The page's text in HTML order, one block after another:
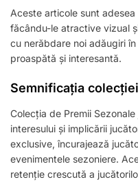
Aceste articole sunt
făcându-le atractive vizual
cu nerăbdare noi adăugiri
proaspătă și interesantă.
Semnificația
Colecția de Premii
interesului și implicării
exclusive, încurajează
evenimentele sezoniere.
retenție crescută a